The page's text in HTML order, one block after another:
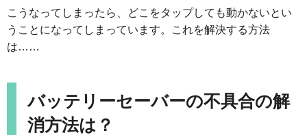
こうなってしまったら、どこをタップしても動かないとい
うことになってしまっています。これを解決する方法
は……
バッテリーセーバーの不具合の解
消方法は？